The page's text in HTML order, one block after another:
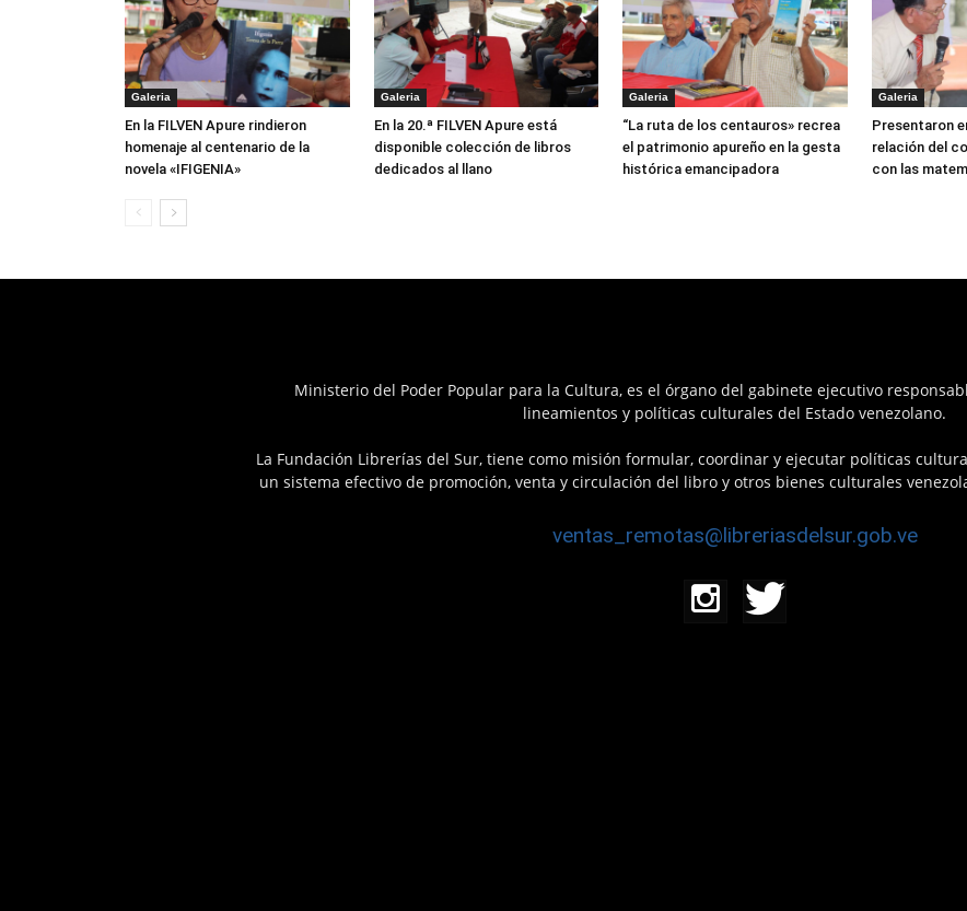
Galeria
En la FILVEN Apure rindieron
homenaje al centenario de la
novela «IFIGENIA»
Galeria
En la 20.ª FILVEN Apure está
disponible colección de libros
dedicados al llano
Galeria
“La ruta de los centauros» recrea
el patrimonio apureño en la gesta
histórica emancipadora
Galeria
Presentaron
relación del
con las
Ministerio del Poder Popular para la Cultura, es el órgano del gabinete ejecutivo
lineamientos y políticas culturales del Estado venezolano.
La Fundación Librerías del Sur, tiene como misión formular, coordinar y ejecutar políticas
un sistema efectivo de promoción, venta y circulación del libro y otros bienes culturales
ventas_remotas@libreriasdelsur.gob.ve